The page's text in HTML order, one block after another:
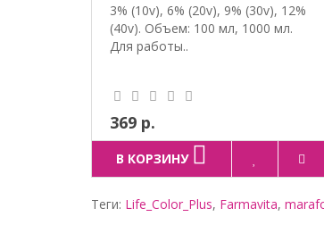
3% (10v), 6% (20v), 9% (30v), 12%
(40v). Объем: 100 мл, 1000 мл.
Для работы..
369 р.
В КОРЗИНУ
Теги: Life_Color_Plus, Farmavita,